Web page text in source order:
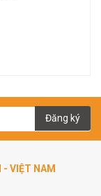
Đăng ký
- VIỆT NAM